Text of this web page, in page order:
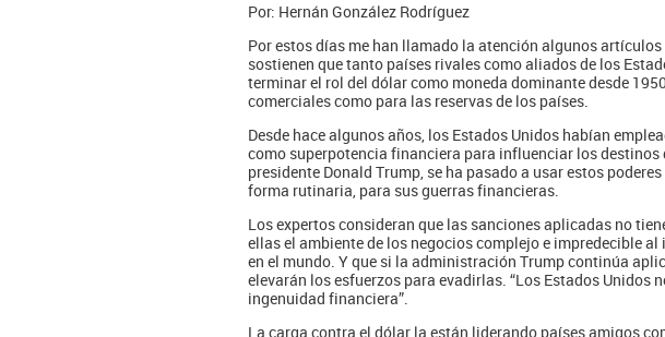
Por: Hernán González Rodríguez
Por estos días me han llamado la atención algunos
sostienen que tanto países rivales como aliados de los
terminar el rol del dólar como moneda dominante desde
comerciales como para las reservas de los países.
Desde hace algunos años, los Estados Unidos habían
como superpotencia financiera para influenciar los destinos
presidente Donald Trump, se ha pasado a usar estos
forma rutinaria, para sus guerras financieras.
Los expertos consideran que las sanciones aplicadas no
ellas el ambiente de los negocios complejo e impredecible
en el mundo. Y que si la administración Trump continúa
elevarán los esfuerzos para evadirlas. “Los Estados Unidos
ingenuidad financiera”.
La carga contra el dólar la están liderando países amigos